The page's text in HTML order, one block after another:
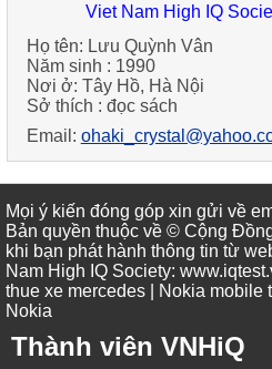
Viet Nam High IQ
Họ tên: Lưu Quỳnh Vân
Năm sinh : 1990
Nơi ở: Tây Hồ, Hà Nội
Sở thích : đọc sách
Email:
Mọi ý kiến đóng góp xin gửi về
Bản quyền thuộc về © Cộng
khi bạn phát hành thông tin từ
Nam High IQ Society:
thue xe mercedes | Nokia mobile
Nokia
Thành viên VNHiQ